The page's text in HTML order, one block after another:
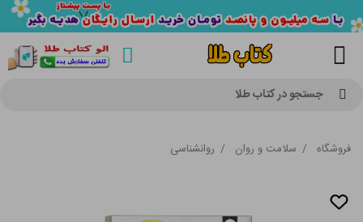
جستجو در کتاب طلا
فروشگاه / سلامت و روان / روانشناسی